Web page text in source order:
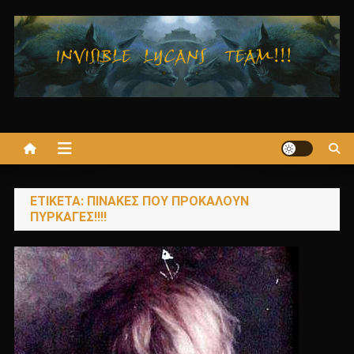
στο
περιεχόμενο
ΕΤΙΚΈΤΑ: ΠΙΝΑΚΕΣ ΠΟΥ ΠΡΟΚΑΛΟΥΝ
ΠΥΡΚΑΓΕΣ!!!!